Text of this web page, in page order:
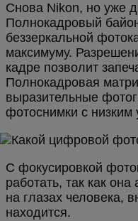
Снова Nikon, но уже
Полнокадровый
беззеркальной
максимуму.
кадре позволит
Полнокадровая
выразительные
фотоснимки с
С фокусировкой
работать, так как
на глазах человека,
находится.